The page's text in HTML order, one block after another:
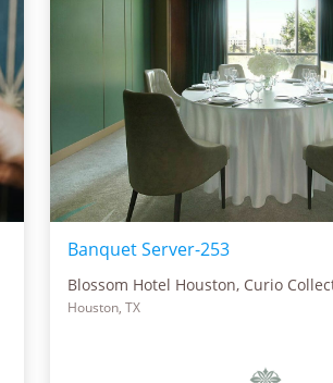
Banquet Server-253
Blossom Hotel Houston, Curio
Houston, TX